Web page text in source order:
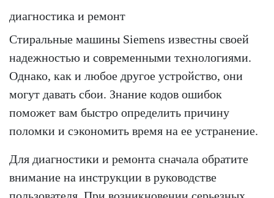
диагностика и ремонт
Стиральные машины Siemens известны своей
надежностью и современными технологиями.
Однако, как и любое другое устройство, они
могут давать сбои. Знание кодов ошибок
поможет вам быстро определить причину
поломки и сэкономить время на ее устранение.
Для диагностики и ремонта сначала обратите
внимание на инструкции в руководстве
пользователя. При возникновении серьезных